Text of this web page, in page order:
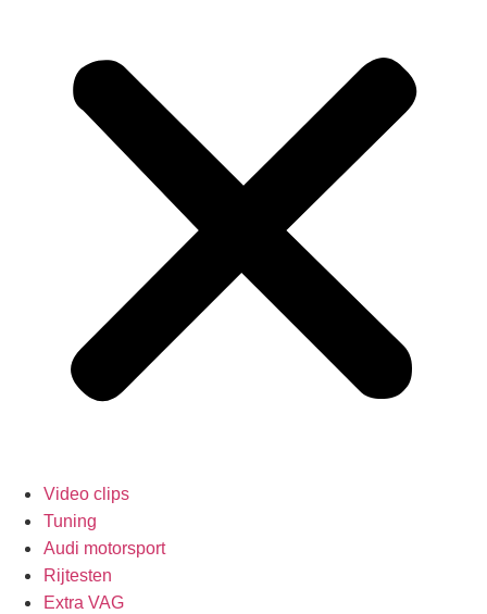
Video clips
Tuning
Audi motorsport
Rijtesten
Extra VAG